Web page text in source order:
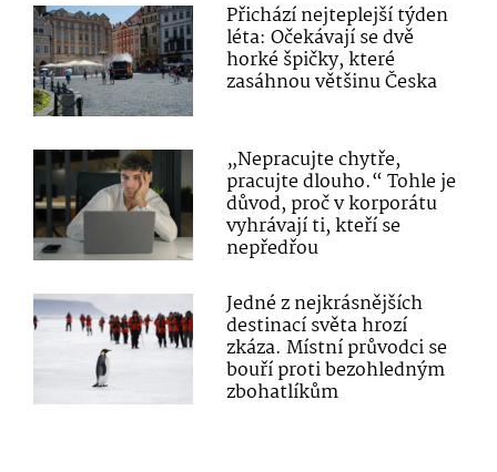
Přichází nejteplejší týden
léta: Očekávají se dvě
horké špičky, které
zasáhnou většinu Česka
„Nepracujte chytře,
pracujte dlouho.“ Tohle je
důvod, proč v korporátu
vyhrávají ti, kteří se
nepředřou
Jedné z nejkrásnějších
destinací světa hrozí
zkáza. Místní průvodci se
bouří proti bezohledným
zbohatlíkům